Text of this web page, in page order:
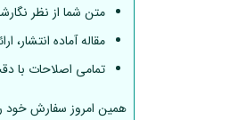
متن شما از نظر
مقاله آماده انتشار،
تمامی اصلاحات با
همین امروز سفارش خود